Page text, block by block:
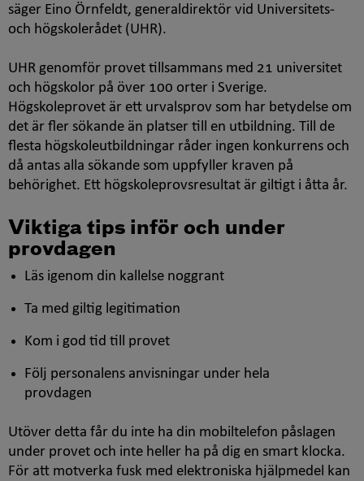
säger Eino Örnfeldt, generaldirektör vid Universitets-
och högskolerådet (UHR).
UHR genomför provet tillsammans med 21 universitet
och högskolor på över 100 orter i Sverige.
Högskoleprovet är ett urvalsprov som har betydelse om
det är fler sökande än platser till en utbildning. Till de
flesta högskoleutbildningar råder ingen konkurrens och
då antas alla sökande som uppfyller kraven på
behörighet. Ett högskoleprovsresultat är giltigt i åtta år.
Viktiga tips inför och under
provdagen
Läs igenom din kallelse noggrant
Ta med giltig legitimation
Kom i god tid till provet
Följ personalens anvisningar under hela
provdagen
Utöver detta får du inte ha din mobiltelefon påslagen
under provet och inte heller ha på dig en smart klocka.
För att motverka fusk med elektroniska hjälpmedel kan